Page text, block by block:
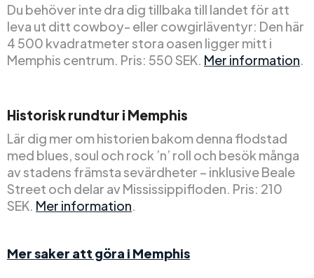
Du behöver inte dra dig tillbaka till landet för att
leva ut ditt cowboy- eller cowgirläventyr: Den här
4 500 kvadratmeter stora oasen ligger mitt i
Memphis centrum. Pris: 550 SEK. Mer information.
Historisk rundtur i Memphis
Lär dig mer om historien bakom denna flodstad
med blues, soul och rock ’n’ roll och besök många
av stadens främsta sevärdheter – inklusive Beale
Street och delar av Mississippifloden. Pris: 210
SEK. Mer information.
Mer saker att göra i Memphis